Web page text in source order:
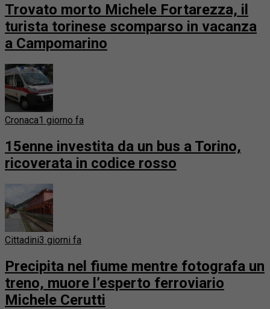
Trovato morto Michele Fortarezza, il
turista torinese scomparso in vacanza
a Campomarino
Cronaca1 giorno fa
15enne investita da un bus a Torino,
ricoverata in codice rosso
Cittadini3 giorni fa
Precipita nel fiume mentre fotografa un
treno, muore l’esperto ferroviario
Michele Cerutti